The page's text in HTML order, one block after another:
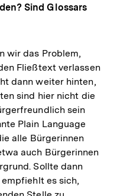
Sind Glossars
wir das Problem,
Fließtext verlassen
dann weiter hinten,
sind hier nicht die
sein
Plain Language
alle Bürgerinnen
auch Bürgerinnen
Sollte dann
es sich,